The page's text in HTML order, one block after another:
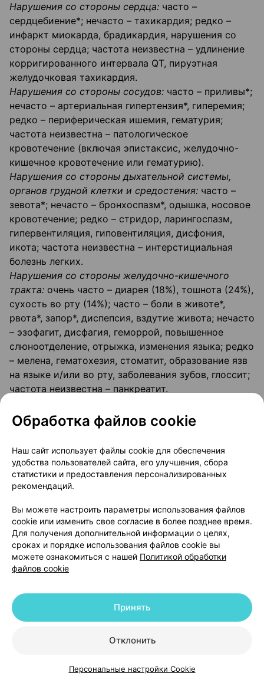
КаталогКорзинаИзбранноеПрофиль
Нарушения со стороны сердца: часто –
сердцебиение*; нечасто – тахикардия; редко –
инфаркт миокарда, брадикардия, нарушения со
стороны сердца; частота неизвестна – удлинение
корригированного интервала QT, пируэтная
желудочковая тахикардия.
Нарушения со стороны сосудов: часто – приливы*;
нечасто – артериальная гипертензия*, гиперемия;
редко – периферическая ишемия, гематурия;
частота неизвестна – патологическое
кровотечение (включая эпистаксис, желудочно-
кишечное кровотечение или гематурию).
Нарушения со стороны дыхательной системы,
органов грудной клетки и средостения: часто –
зевота*; нечасто – бронхоспазм*, одышка, носовое
кровотечение; редко – стридор, ларингоспазм,
гипервентиляция, гиповентиляция, дисфония,
икота; частота неизвестна – интерстициальная
болезнь легких.
Нарушения со стороны желудочно-кишечного
тракта: очень часто – диарея (18%), тошнота (24%),
сухость во рту (14%); часто – боли в животе*,
рвота*, запор*, диспепсия, вздутие живота; нечасто
– эзофагит, дисфагия, геморрой, повышенное
слюноотделение, отрыжка, изменения языка; редко
– мелена, гематохезия, стоматит, образование язв
на языке и/или во рту, заболевания зубов, глоссит;
частота неизвестна – панкреатит.
путей:редко – нарушения функции печени; частота
неизвестна – серьезные осложнения со стороны
печени (включая гепатит, желтуху и печеночную
недостаточность).
Нарушения со стороны кожи и подкожных тканей:
часто – сыпь*, повышенное потоотделение; нечасто
алопеция*, холодный пот, сухость кожи,
крапивница*, зуд; редко – дерматит, буллезный
дерматит, фолликулярная сыпь, изменение
структуры волос, изменение запаха кожи; частота
неизвестна – редкие случаи тяжелых кожных
Стивенса-Джонсона и эпидермальный некролиз,
ангионевротический отек, фоточувствительность,
Нарушения со стороны скелетно-мышечной и
нечасто – остеоартрит, мышечная слабость, боль в
Обработка файлов cookie
Наш сайт использует файлы cookie для обеспечения
удобства пользователей сайта, его улучшения, сбора
статистики и предоставления персонализированных
рекомендаций.
Вы можете настроить параметры использования файлов
cookie или изменить свое согласие в более позднее время.
Для получения дополнительной информации о целях,
сроках и порядке использования файлов cookie вы
можете ознакомиться с нашей Политикой обработки
файлов cookie
Отклонить
Принять
Персональные настройки Cookie